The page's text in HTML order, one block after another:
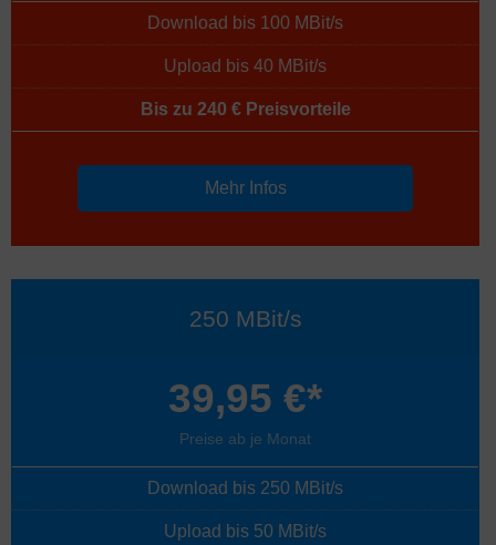
Download bis 100 MBit/s
Upload bis 40 MBit/s
Bis zu 240 € Preisvorteile
Mehr Infos
250 MBit/s
39,95 €*
Preise ab je Monat
Download bis 250 MBit/s
Upload bis 50 MBit/s